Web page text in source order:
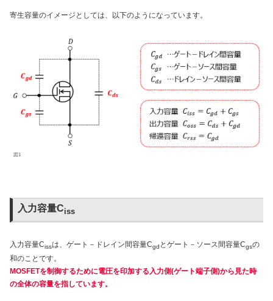
寄生容量のイメージとしては、以下のようになっています。
図1
入力容量Ciss
入力容量Cissは、ゲート－ドレイン間容量Cgd とゲート－ソース間容量Cgsの
和のことです。
MOSFETを制御するために電圧を印加する入力側(ゲート端子側)から見た時
の全体の容量を指しています。